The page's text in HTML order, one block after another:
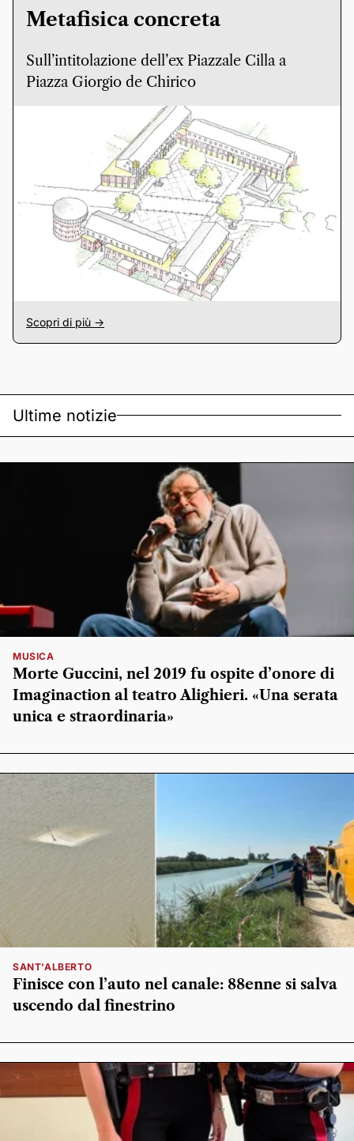
Metafisica concreta
Sull’intitolazione dell’ex Piazzale Cilla a
Piazza Giorgio de Chirico
Scopri di più ->
Ultime notizie
MUSICA
Morte Guccini, nel 2019 fu ospite d’onore di
Imaginaction al teatro Alighieri. «Una serata
unica e straordinaria»
SANT'ALBERTO
Finisce con l’auto nel canale: 88enne si salva
uscendo dal finestrino